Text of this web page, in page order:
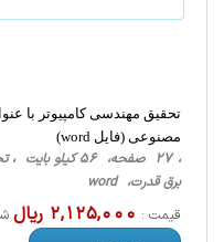
تحقیق مهندسی کامپیوتر با
مصنوعی (فایل word)
، 27 صفحه، 56
برق قدرت، word
قیمت : 2,125,000 ریال